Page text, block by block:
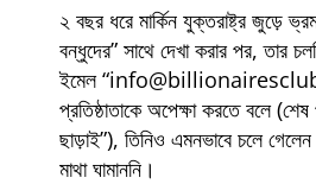
২ বছর ধরে মার্কিন যুক্তরাষ্ট্র জুড়ে
বন্ধুদের সাথে দেখা করার পর, তার
ইমেল
প্রতিষ্ঠাতাকে অপেক্ষা করতে বলে
ছাড়াই ), তিনিও এমনভাবে চলে
মাথা ঘামাননি।